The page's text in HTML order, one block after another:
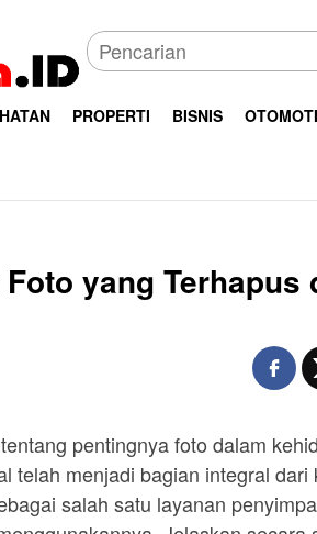
PROPERTI BISNIS
yang Terhapus
pentingnya foto dalam
telah menjadi bagian integral dari
salah satu layanan